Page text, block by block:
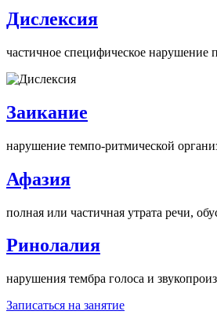
Дислексия
частичное специфическое нарушение
Заикание
нарушение темпо-ритмической
Афазия
полная или частичная утрата речи,
Ринолалия
нарушения тембра голоса и
Записаться на занятие